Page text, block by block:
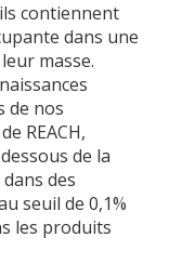
contiennent
dans une
masse.
de nos
REACH,
de la
des
seuil de 0,1%
les produits